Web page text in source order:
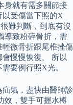
身就有需多關節接
受傷當下照的X
難判斷，到底有沒
導致粉碎骨折，需
微骨折跟尾椎挫傷
慢慢恢復。 所以
要例行照X光。
氣，盡快由醫師診
效，雙手可握水樽